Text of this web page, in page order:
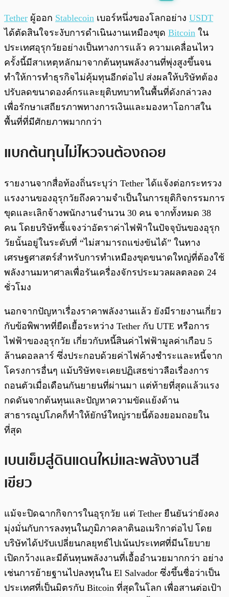
พร้อมเล่น 0:00
Tether ผู้ออก Stablecoin เบอร์หนึ่งของโลกอย่าง USDT
ได้ตัดสินใจระงับการดำเนินงานเหมืองขุด Bitcoin ใน
ประเทศอุรุกวัยอย่างเป็นทางการแล้ว ความเคลื่อนไหว
ครั้งนี้มีสาเหตุหลักมาจากต้นทุนพลังงานที่พุ่งสูงขึ้นจน
ทำให้การทำธุรกิจไม่คุ้มทุนอีกต่อไป ส่งผลให้บริษัทต้อง
ปรับลดขนาดองค์กรและยุติบทบาทในพื้นที่ดังกล่าวลง
เพื่อรักษาเสถียรภาพทางการเงินและมองหาโอกาสใน
พื้นที่ที่มีศักยภาพมากกว่า
แบกต้นทุนไม่ไหวจนต้องถอย
รายงานจากสื่อท้องถิ่นระบุว่า Tether ได้แจ้งต่อกระทรวง
แรงงานของอุรุกวัยถึงความจำเป็นในการยุติกิจกรรมการ
ขุดและเลิกจ้างพนักงานจำนวน 30 คน จากทั้งหมด 38
คน โดยบริษัทชี้แจงว่าอัตราค่าไฟฟ้าในปัจจุบันของอุรุก
วัยนั้นอยู่ในระดับที่ “ไม่สามารถแข่งขันได้” ในทาง
เศรษฐศาสตร์สำหรับการทำเหมืองขุดขนาดใหญ่ที่ต้องใช้
พลังงานมหาศาลเพื่อรันเครื่องจักรประมวลผลตลอด 24
ชั่วโมง
นอกจากปัญหาเรื่องราคาพลังงานแล้ว ยังมีรายงานเกี่ยว
กับข้อพิพาทที่ยืดเยื้อระหว่าง Tether กับ UTE หรือการ
ไฟฟ้าของอุรุกวัย เกี่ยวกับหนี้สินค่าไฟฟ้ามูลค่าเกือบ 5
ล้านดอลลาร์ ซึ่งประกอบด้วยค่าไฟค้างชำระและหนี้จาก
โครงการอื่นๆ แม้บริษัทจะเคยปฏิเสธข่าวลือเรื่องการ
ถอนตัวเมื่อเดือนกันยายนที่ผ่านมา แต่ท้ายที่สุดแล้วแรง
กดดันจากต้นทุนและปัญหาความขัดแย้งด้าน
สาธารณูปโภคก็ทำให้ยักษ์ใหญ่รายนี้ต้องยอมถอยใน
ที่สุด
เบนเข็มสู่ดินแดนใหม่และพลังงานสี
เขียว
แม้จะปิดฉากกิจการในอุรุกวัย แต่ Tether ยืนยันว่ายังคง
มุ่งมั่นกับการลงทุนในภูมิภาคลาตินอเมริกาต่อไป โดย
บริษัทได้ปรับเปลี่ยนกลยุทธ์ไปเน้นประเทศที่มีนโยบาย
เปิดกว้างและมีต้นทุนพลังงานที่เอื้ออำนวยมากกว่า อย่าง
เช่นการย้ายฐานไปลงทุนใน El Salvador ซึ่งขึ้นชื่อว่าเป็น
ประเทศที่เป็นมิตรกับ Bitcoin ที่สุดในโลก เพื่อสานต่อเป้า